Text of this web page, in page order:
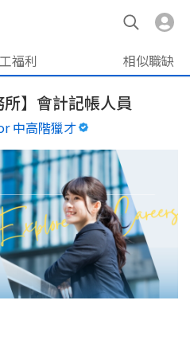
福利 相似職缺
所】會計記帳人員
中高階獵才